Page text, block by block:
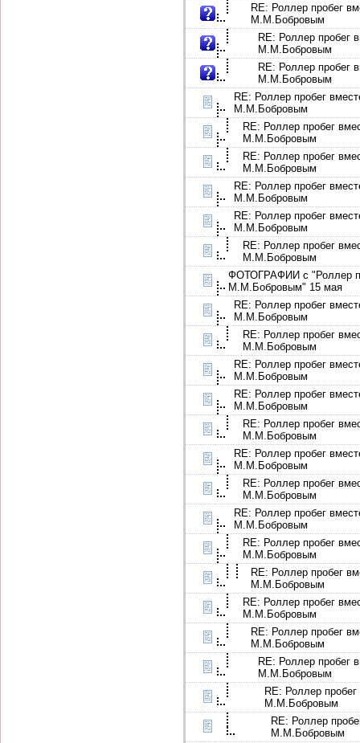
RE: Роллер пробег
М.М.Бобровым
RE: Роллер пробег
М.М.Бобровым
RE: Роллер пробег
М.М.Бобровым
RE: Роллер пробег
М.М.Бобровым
RE: Роллер пробег
М.М.Бобровым
RE: Роллер пробег
М.М.Бобровым
RE: Роллер пробег
М.М.Бобровым
RE: Роллер пробег
М.М.Бобровым
RE: Роллер пробег
М.М.Бобровым
ФОТОГРАФИИ с "Роллер
М.М.Бобровым" 15 мая
RE: Роллер пробег
М.М.Бобровым
RE: Роллер пробег
М.М.Бобровым
RE: Роллер пробег
М.М.Бобровым
RE: Роллер пробег
М.М.Бобровым
RE: Роллер пробег
М.М.Бобровым
RE: Роллер пробег
М.М.Бобровым
RE: Роллер пробег
М.М.Бобровым
RE: Роллер пробег
М.М.Бобровым
RE: Роллер пробег
М.М.Бобровым
RE: Роллер пробег
М.М.Бобровым
RE: Роллер пробег
М.М.Бобровым
RE: Роллер пробег
М.М.Бобровым
RE: Роллер пробег
М.М.Бобровым
RE: Роллер
М.М.Бобровым
RE: Роллер
М.М.Бобровым